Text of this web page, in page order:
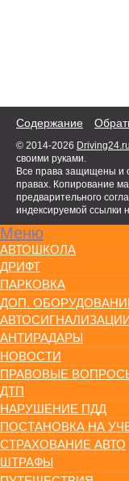
Содержание
© 2014-2026 Driving24.ru
своими руками.
Все права защищены и
правах. Копирование
предварительного
индексируемой ссылки
Меню
АВТОШКОЛА
ДРИФТ
ПАРКОВКА
ДОП.
АНТИРАДАРЫ
НОВОСТИ
ПРАВОВЫЕ
ДТП
НАРУШЕНИЕ ПДД
ПОСТАНОВКА НА
СТРАХОВАНИЕ АВТО
ШТРАФЫ